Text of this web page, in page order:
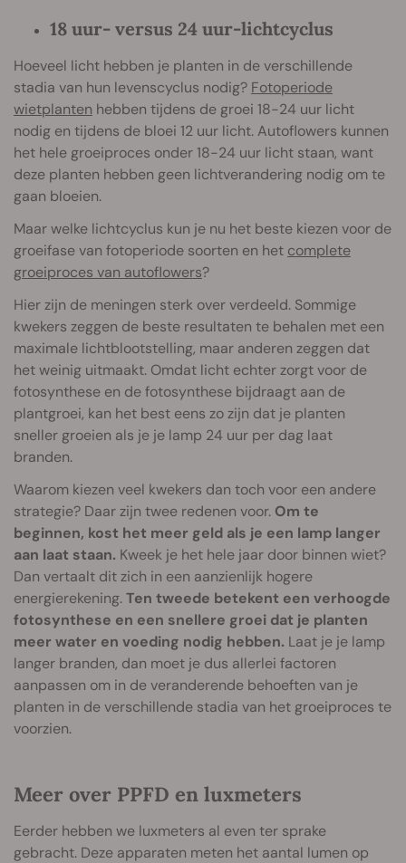
18 uur- versus 24 uur-lichtcyclus
Hoeveel licht hebben je planten in de verschillende
stadia van hun levenscyclus nodig? Fotoperiode
wietplanten hebben tijdens de groei 18-24 uur licht
nodig en tijdens de bloei 12 uur licht. Autoflowers kunnen
het hele groeiproces onder 18-24 uur licht staan, want
deze planten hebben geen lichtverandering nodig om te
gaan bloeien.
Maar welke lichtcyclus kun je nu het beste kiezen voor de
groeifase van fotoperiode soorten en het complete
groeiproces van autoflowers?
Hier zijn de meningen sterk over verdeeld. Sommige
kwekers zeggen de beste resultaten te behalen met een
maximale lichtblootstelling, maar anderen zeggen dat
het weinig uitmaakt. Omdat licht echter zorgt voor de
fotosynthese en de fotosynthese bijdraagt aan de
plantgroei, kan het best eens zo zijn dat je planten
sneller groeien als je je lamp 24 uur per dag laat
branden.
Waarom kiezen veel kwekers dan toch voor een andere
strategie? Daar zijn twee redenen voor. Om te
beginnen, kost het meer geld als je een lamp langer
aan laat staan. Kweek je het hele jaar door binnen wiet?
Dan vertaalt dit zich in een aanzienlijk hogere
energierekening.Ten tweede betekent een verhoogde
fotosynthese en een snellere groei dat je planten
meer water en voeding nodig hebben. Laat je je lamp
langer branden, dan moet je dus allerlei factoren
aanpassen om in de veranderende behoeften van je
planten in de verschillende stadia van het groeiproces te
voorzien.
Meer over PPFD en luxmeters
Eerder hebben we luxmeters al even ter sprake
gebracht. Deze apparaten meten het aantal lumen op